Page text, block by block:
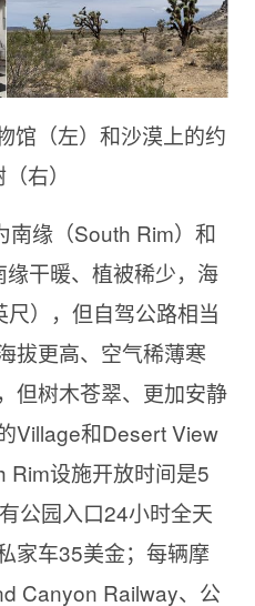
馆（左）和沙漠上的约
右）
南缘（South Rim）和
干暖、植被稀少，海
），但自驾公路相当
拔更高、空气稀薄寒
但树木苍翠、更加安静
Village和Desert View
Rim设施开放时间是5
公园入口24小时全天
家车35美金；每辆摩
Canyon Railway、公